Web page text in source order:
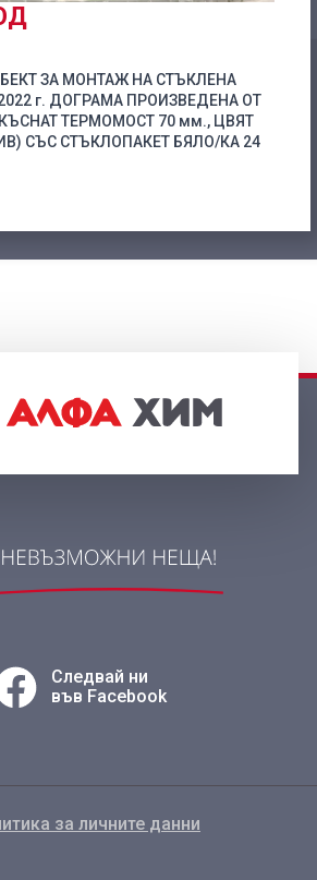
ЗА МОНТАЖ НА СТЪКЛЕНА
г. ДОГРАМА ПРОИЗВЕДЕНА ОТ
ТЕРМОМОСТ 70 мм., ЦВЯТ
СЪС СТЪКЛОПАКЕТ БЯЛО/КА 24
Следвай ни
във Facebook
за личните данни